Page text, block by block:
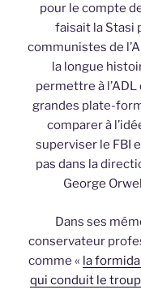
pour le compte
faisait la Stasi
communistes de
la longue
permettre à
grandes plate-
comparer à
superviser le FBI
pas dans la
George
Dans ses
conservateur
comme « la
qui conduit le